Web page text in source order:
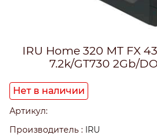
IRU Home 320 MT FX
7.2k/GT730 2Gb/
Нет в наличии
Артикул:
Производитель :
IRU